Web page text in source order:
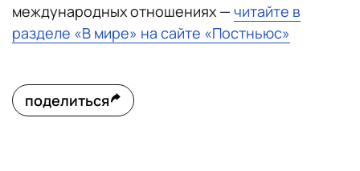
международных отношениях — читайте в
разделе «В мире» на сайте «Постньюс»
поделиться